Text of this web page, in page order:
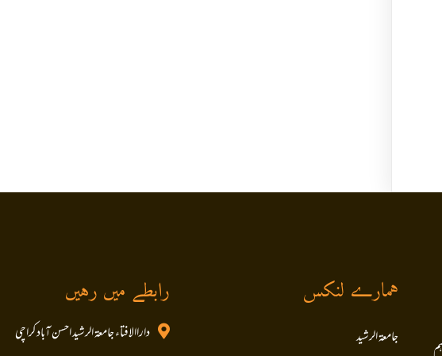
ہمارے لنکس
جامعۃ الرشید
رابطے میں رہیں
داراالافتاء جامعۃ الرشید احسن آباد کراچی